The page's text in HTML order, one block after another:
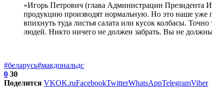
«Игорь Петрович (глава Администрации Президента
продукцию производят нормальную. Но это наше уже
впихнуть туда листья салата или кусок колбасы.
людей. Никто ничего не должен забрать. Вы не должны
#беларусь#макдональдс
0 30
Поделится VKOK.ruFacebookTwitterWhatsAppTelegramViber